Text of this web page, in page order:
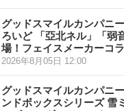
グッドスマイルカンパニ
ろいど 「亞北ネル」「弱
場！フェイスメーカーコ
2026年8月05日 12:00
グッドスマイルカンパニ
ンドボックスシリーズ 雪